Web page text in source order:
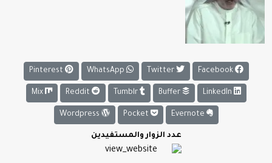
Facebook
Twitter
Buffer
Tumblr
Mix
عدد الزوار والمستفيدين